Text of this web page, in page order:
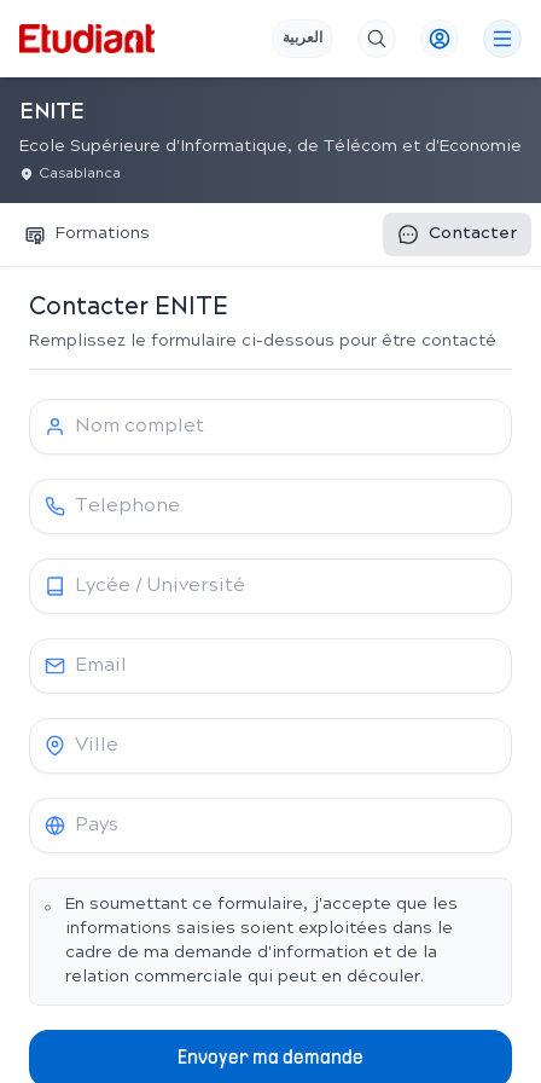
العربية
ENITE
Ecole Supérieure d'Informatique, de Télécom et d'Economie
Casablanca
Formations Contacter
Contacter ENITE
Remplissez le formulaire ci-dessous pour être contacté
En soumettant ce formulaire, j'accepte que les
informations saisies soient exploitées dans le
cadre de ma demande d'information et de la
relation commerciale qui peut en découler.
Envoyer ma demande